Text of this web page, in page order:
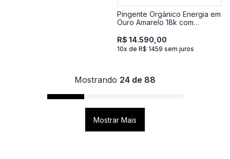
Pingente Orgânico Energia em
Ouro Amarelo 18k com
Diamantes
R$ 14.590,00
10x de R$ 1459 sem juros
Mostrando 24 de 88
Mostrar Mais